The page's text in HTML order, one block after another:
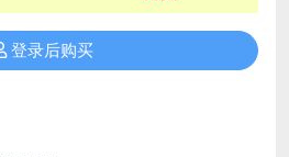
登录后购买